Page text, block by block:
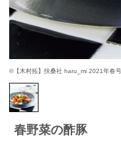
©【木村拓】扶桑社 haru_mi 2021年春号
春野菜の酢豚